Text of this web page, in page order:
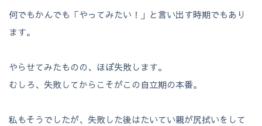
何でもかんでも「やってみたい！」と言い出す時期でもあり
ます。
やらせてみたものの、ほぼ失敗します。
むしろ、失敗してからこそがこの自立期の本番。
私もそうでしたが、失敗した後はたいてい親が尻拭いをして